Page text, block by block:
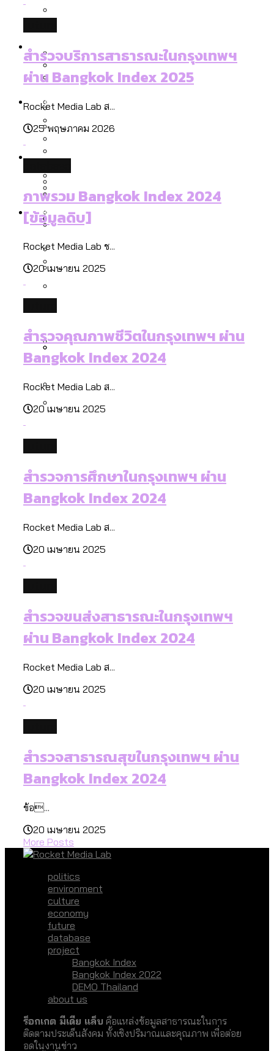
สมุดจดการบ้าน ส.ก. 2569 : แต่ละเขตมี
ปัญหาอะไรที่ ส.ก. ต้องทำการบ้าน
Vote62 ขอบคุณประชาชนที่ร่วม
เรียนที่เราได้รับจากเลือกตั้ง กรุงเทพฯ –
พัทยา
กทม. มีอำนาจแค่ไหน ในการแก้ปัญหาให้คน
ที่อาศัยอยู่ในกรุงเทพฯ
ขึ้นและเข้าถึงได้มากน้อยแค่ไหน
ขยะมูลฝอย 2568 [ข้อมูลดิบ]
ขยะของคน กทม. ที่ยังถูกนำไปทิ้งที่
ฉะเชิงเทรา นครปฐม และล่าสุดที่กาญจนบุรี
งบระบายน้ำ-ป้องกันน้ำท่วม 4 ปี (2566-
2569) ของ กทม. ในยุคชัชชาติ ลงเขตไหน
ประเทศไหนทำได้บ้าง?
สำรวจ Hate Speech ที่ถูกผลิตซ้ำผ่าน
วิดีโอ AI ในช่วงความขัดแย้งไทย-กัมพูชา
Speech ที่ถูกผลิตซ้ำผ่านวิดีโอ AI ในช่วง
ความขัดแย้งไทย-กัมพูชา
คอนเสิร์ตและแฟนมีตติ้งในไทยจำนวน 526
งาน ตั้งแต่ปี 2023-2024
ลักษณ์แบบไหนสู่สายตาโลก
งบคาบเกี่ยวในยุคชัชชาติ มีอะไร ใช้งบแค่
ไหน
ค่าฝุ่นในกรุงเทพฯ 2025 เทียบกับจำนวน
ควันบุหรี่ที่เข้าปอด [ข้อมูลดิบ]
สำรวจเศรษฐกิจในกรุงเทพฯ ผ่าน
สำรวจงบประมาณรายเขตในกรุงเทพฯ
ผ่าน Bangkok Index 2025
กรุงเทพฯ ผ่าน Bangkok Index 2025
Future
สำรวจสังคมผู้สูงอายุไทย : 6 จังหวัดเป็น
สังคมสูงวัยระดับสุดยอด และ 64 จังหวัดที่
ตายมากกว่าเกิด
กรุงเทพฯ เมืองสังคมผู้สูงอายุ [ข้อมูลดิบ]
กรุงเทพฯ เมืองสังคมผู้สูงอายุ : 36 เขตมี
คนตายมากกว่าคนเกิด 18 เขตเป็นสังคมผู้
สูงอายุระดับสุดยอด
Bangkok Index 2025 : อันดับความน่าอยู่
Database
สำรวจเหตุไฟไหม้ในกรุงเทพฯ 2568
[ข้อมูลดิบ]
[ข้อมูลดิบ]
กรุงเทพฯ เมืองสังคมผู้สูงอายุ [ข้อมูลดิบ]
[ข้อมูลดิบ]
Project
Bangkok Index
Bangkok Index 2022
DEMO Thailand
About Us
สำรวจบริการสาธารณะในกรุงเทพฯ
ผ่าน Bangkok Index 2025
Rocket Media Lab ส...
25 พฤษภาคม 2026
ภาพรวม Bangkok Index 2024
[ข้อมูลดิบ]
Rocket Media Lab ช...
20 เมษายน 2025
สำรวจคุณภาพชีวิตในกรุงเทพฯ ผ่าน
Bangkok Index 2024
Rocket Media Lab ส...
20 เมษายน 2025
สำรวจการศึกษาในกรุงเทพฯ ผ่าน
Bangkok Index 2024
Rocket Media Lab ส...
20 เมษายน 2025
สำรวจขนส่งสาธารณะในกรุงเทพฯ
ผ่าน Bangkok Index 2024
Rocket Media Lab ส...
20 เมษายน 2025
สำรวจสาธารณสุขในกรุงเทพฯ ผ่าน
Bangkok Index 2024
ข้อ...
20 เมษายน 2025
More Posts
politics
environment
culture
economy
future
database
project
Bangkok Index
Bangkok Index 2022
DEMO Thailand
about us
ร็อกเกต มีเดีย แล็บ คือแหล่งข้อมูลสาธารณะในการ
ติดตามประเด็นสังคม ทั้งเชิงปริมาณและคุณภาพ เพื่อต่อย
อดในงานข่าว